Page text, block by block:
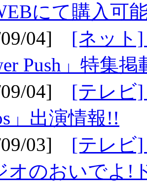
にて購入可
09/04] [ネット]
Push」特集
09/04] [テレビ]
」出演情報!!
09/03] [テレビ
オのおいでよ!